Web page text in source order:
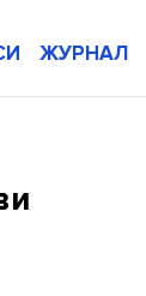
ЖУРНАЛ